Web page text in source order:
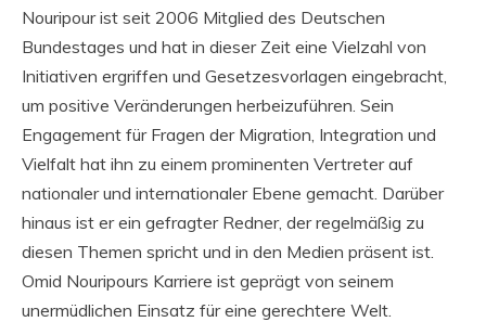
Nouripour ist seit 2006 Mitglied des Deutschen
Bundestages und hat in dieser Zeit eine Vielzahl von
Initiativen ergriffen und Gesetzesvorlagen eingebracht,
um positive Veränderungen herbeizuführen. Sein
Engagement für Fragen der Migration, Integration und
Vielfalt hat ihn zu einem prominenten Vertreter auf
nationaler und internationaler Ebene gemacht. Darüber
hinaus ist er ein gefragter Redner, der regelmäßig zu
diesen Themen spricht und in den Medien präsent ist.
Omid Nouripours Karriere ist geprägt von seinem
unermüdlichen Einsatz für eine gerechtere Welt.